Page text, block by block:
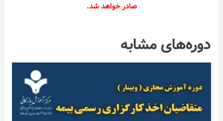
صادر خواهد شد.
دوره‌های مشابه